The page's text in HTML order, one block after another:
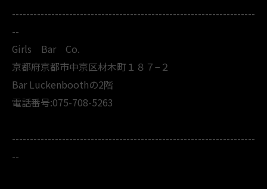
--------------------------------------------------------------------
--
Girls Bar Co.
京都府京都市中京区材木町１８７−２
Bar Luckenboothの2階
電話番号:075-708-5263
--------------------------------------------------------------------
--